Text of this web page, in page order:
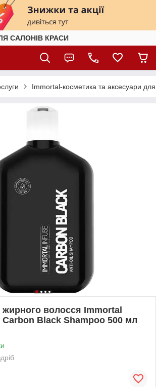
САЛОНІВ КРАСИ
Immortal-косметика та аксесуари для
волосся Immortal
Black Shampoo 500 мл